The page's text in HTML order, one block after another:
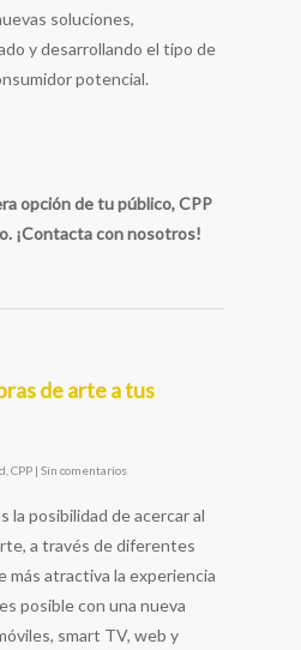
soluciones,
y desarrollando el tipo de
potencial.
opción de tu público, CPP
¡Contacta con nosotros!
de arte a tus
CPP | Sin comentarios
la posibilidad de acercar al
a través de diferentes
más atractiva la experiencia
posible con una nueva
smart TV, web y